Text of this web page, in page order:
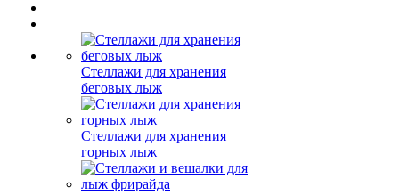
Стеллажи для хранения
беговых лыж
Стеллажи для хранения
горных лыж